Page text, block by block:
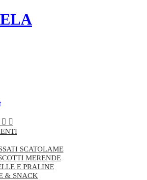
 
SCATOLAME
MERENDE
E PRALINE
& SNACK